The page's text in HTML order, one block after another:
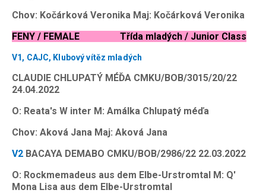
Chov: Kočárková Veronika Maj: Kočárková Veronika
FENY / FEMALE Třída mladých / Junior Class
V1, CAJC, Klubový vítěz mladých
CLAUDIE CHLUPATÝ MÉĎA CMKU/BOB/3015/20/22
24.04.2022
O: Reata's W inter M: Amálka Chlupatý méďa
Chov: Aková Jana Maj: Aková Jana
V2 BACAYA DEMABO CMKU/BOB/2986/22 22.03.2022
O: Rockmemadeus aus dem Elbe-Urstromtal M: Q'
Mona Lisa aus dem Elbe-Urstromtal